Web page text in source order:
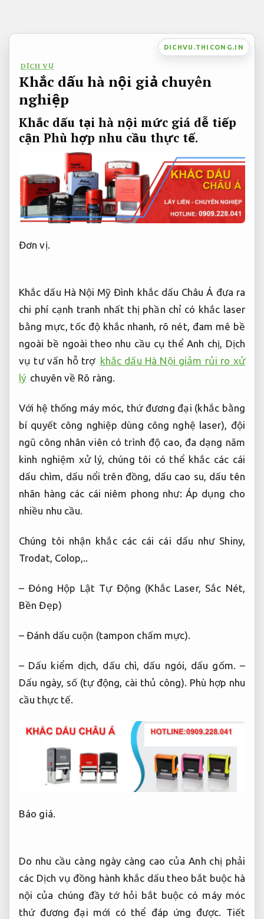
DICHVU.THICONG.IN
DỊCH VỤ
Khắc dấu hà nội giả chuyên
nghiệp
Khắc dấu tại hà nội mức giá dễ tiếp
cận Phù hợp nhu cầu thực tế.
Đơn vị.
Khắc dấu Hà Nội Mỹ Đình khắc dấu Châu Á đưa ra
chi phí cạnh tranh nhất thị phần chỉ có khắc laser
bằng mực, tốc độ khắc nhanh, rõ nét, đam mê bề
ngoài bề ngoài theo nhu cầu cụ thể Anh chị, Dịch
vụ tư vấn hỗ trợ khắc dấu Hà Nội giảm rủi ro xử
lý chuyên về Rõ ràng.
Với hệ thống máy móc, thứ đương đại (khắc bằng
bí quyết công nghiệp dùng công nghệ laser), đội
ngũ công nhân viên có trình độ cao, đa dạng năm
kinh nghiệm xử lý, chúng tôi có thể khắc các cái
dấu chìm, dấu nổi trên đồng, dấu cao su, dấu tên
nhãn hàng các cái niêm phong như: Áp dụng cho
nhiều nhu cầu.
Chúng tôi nhận khắc các cái cái dấu như Shiny,
Trodat, Colop,..
– Đóng Hộp Lật Tự Động (Khắc Laser, Sắc Nét,
Bền Đẹp)
– Đánh dấu cuộn (tampon chấm mực).
– Dấu kiểm dịch, dấu chì, dấu ngói, dấu gốm. –
Dấu ngày, số (tự động, cài thủ công). Phù hợp nhu
cầu thực tế.
Báo giá.
Do nhu cầu càng ngày càng cao của Anh chị phải
các Dịch vụ đồng hành khắc dấu theo bắt buộc hà
nội của chúng đầy tớ hỏi bắt buộc có máy móc
thứ đương đại mới có thể đáp ứng được. Tiết